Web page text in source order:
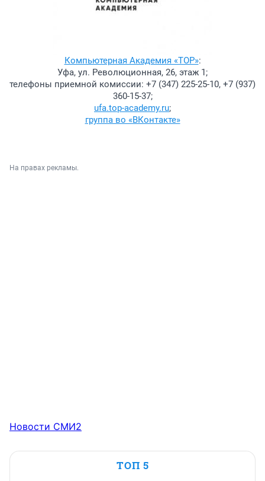
Компьютерная Академия «TOP»:
Уфа, ул. Революционная, 26, этаж 1;
телефоны приемной комиссии: +7 (347) 225-25-10, +7 (937)
360-15-37;
ufa.top-academy.ru;
группа во «ВКонтакте»
На правах рекламы.
Новости СМИ2
ТОП 5